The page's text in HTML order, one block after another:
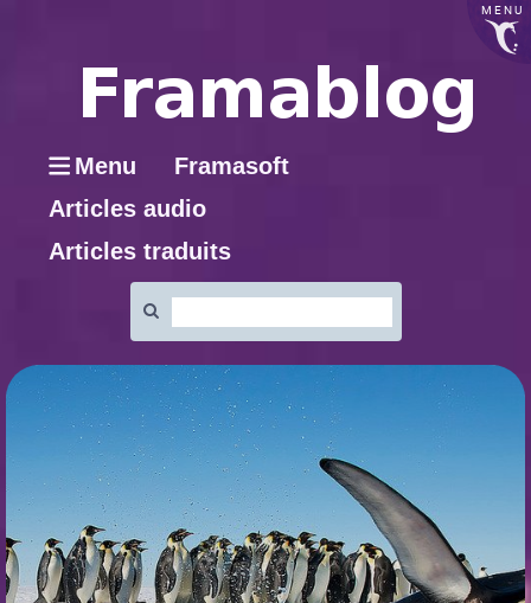
MENU
Menu
Framasoft
Articles audio
Articles traduits
: